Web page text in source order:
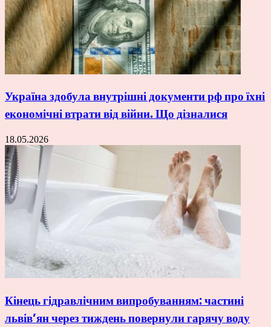
Україна здобула внутрішні документи рф про їхні
економічні втрати від війни. Що дізналися
18.05.2026
Кінець гідравлічним випробуванням: частині
львів’ян через тиждень повернули гарячу воду